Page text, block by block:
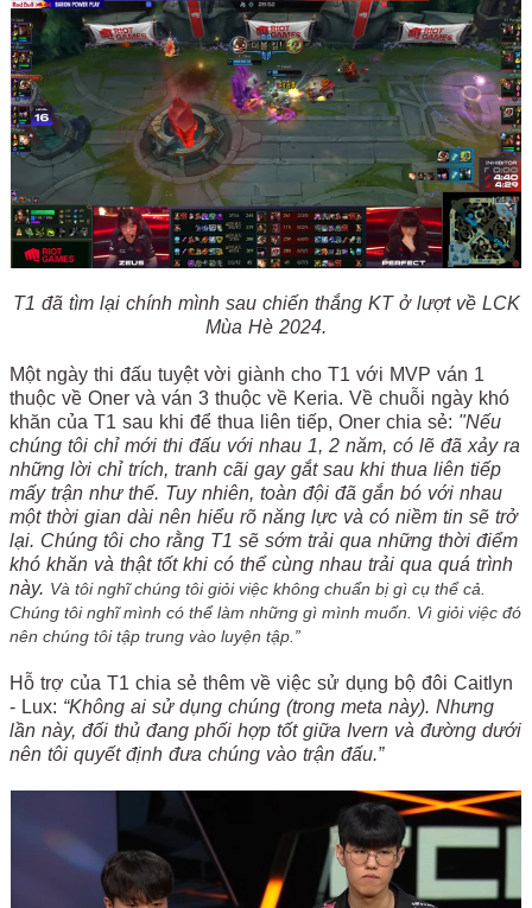
T1 đã tìm lại chính mình sau chiến thắng KT ở lượt về LCK
Mùa Hè 2024.
Một ngày thi đấu tuyệt vời giành cho T1 với MVP ván 1
thuộc về Oner và ván 3 thuộc về Keria. Về chuỗi ngày khó
khăn của T1 sau khi để thua liên tiếp, Oner chia sẻ: "Nếu
chúng tôi chỉ mới thi đấu với nhau 1, 2 năm, có lẽ đã xảy ra
những lời chỉ trích, tranh cãi gay gắt sau khi thua liên tiếp
mấy trận như thế. Tuy nhiên, toàn đội đã gắn bó với nhau
một thời gian dài nên hiểu rõ năng lực và có niềm tin sẽ trở
lại. Chúng tôi cho rằng T1 sẽ sớm trải qua những thời điểm
khó khăn và thật tốt khi có thể cùng nhau trải qua quá trình
này. Và tôi nghĩ chúng tôi giỏi việc không chuẩn bị gì cụ thể cả.
Chúng tôi nghĩ mình có thể làm những gì mình muốn. Vì giỏi việc đó
nên chúng tôi tập trung vào luyện tập.”
Hỗ trợ của T1 chia sẻ thêm về việc sử dụng bộ đôi Caitlyn
- Lux: “Không ai sử dụng chúng (trong meta này). Nhưng
lần này, đối thủ đang phối hợp tốt giữa Ivern và đường dưới
nên tôi quyết định đưa chúng vào trận đấu.”